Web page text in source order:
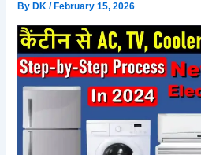
By DK/ February 15, 2026